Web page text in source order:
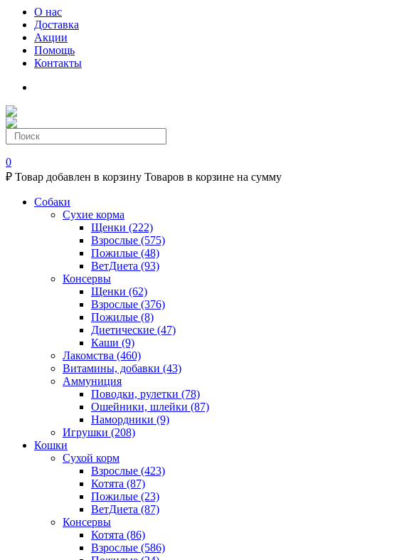
О нас
Доставка
Акции
Помощь
Контакты
0
₽ Товар добавлен в корзину Товаров в корзине на сумму
Собаки
Сухие корма
Щенки (222)
Взрослые (575)
Пожилые (48)
ВетДиета (93)
Консервы
Щенки (62)
Взрослые (376)
Пожилые (8)
Диетические (47)
Каши (9)
Лакомства (460)
Витамины, добавки (43)
Аммуниция
Поводки, рулетки (78)
Ошейники, шлейки (87)
Намордники (9)
Игрушки (208)
Кошки
Сухой корм
Взрослые (423)
Котята (87)
Пожилые (23)
ВетДиета (87)
Консервы
Котята (86)
Взрослые (586)